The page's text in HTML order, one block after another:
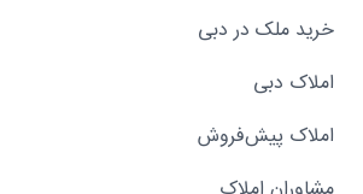
خرید ملک در دبی
املاک دبی
املاک پیش‌فروش